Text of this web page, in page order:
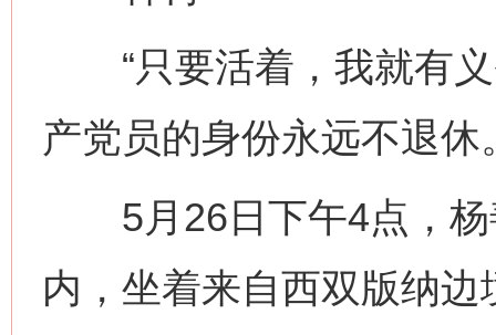
“只要活着，我就有义
产党员的身份永远不退休
5月26日下午4点，杨
内，坐着来自西双版纳